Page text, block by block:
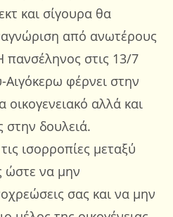
και σίγουρα θα
από ανωτέρους
πανσέληνος στις 13/7
φέρνει στην
οικογενειακό αλλά και
στην δουλειά.
ισορροπίες μεταξύ
ώστε να μην
σας και να μην